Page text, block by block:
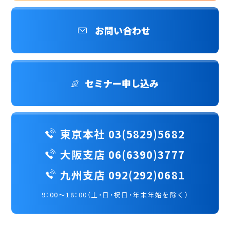
お問い合わせ
セミナー申し込み
東京本社 03(5829)5682
大阪支店 06(6390)3777
九州支店 092(292)0681
9：00～18：00（土・日・祝日・年末年始を除く）